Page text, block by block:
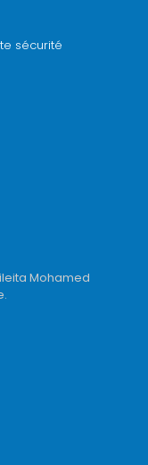
sécurité
Mohamed